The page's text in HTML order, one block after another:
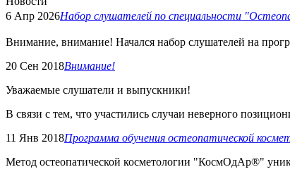
6 Апр 2026Набор слушателей по специальности
Внимание, внимание! Начался набор слушателей на
20 Сен 2018Внимание!
Уважаемые слушатели и выпускники!
В связи с тем, что участились случаи неверного
11 Янв 2018Программа обучения остеопатической
Метод остеопатической косметологии "КосмОдАр®"